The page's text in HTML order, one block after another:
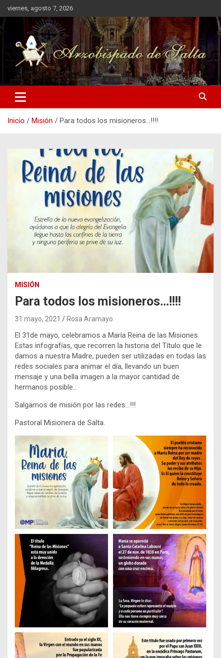
Saltar
al
contenido
viernes, agosto 7, 2026
Arzobispado de Salta
Arzobispado de Salta
Inicio Misión Para todos los misioneros…!!!!
MISIÓN
Para todos los misioneros…!!!!
31 mayo, 2021 Rosa Aramayo
El 31de mayo, celebramos a María Reina de las Misiones.
Estas infografías, que recorren la historia del Título que le
damos a nuestra Madre, pueden ser utilizadas en todas las
redes sociales para animar el día, llevando un buen
mensaje y una bella imagen a la mayor cantidad de
hermanos posible…
Salgamos de misión por las redes…!!!
Pastoral Misionera de Salta.